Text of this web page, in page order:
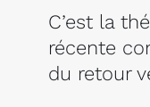
C’est la
récente
du retour